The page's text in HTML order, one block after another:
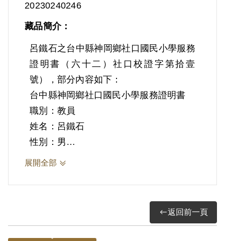
20230240246
藏品簡介：
呂鐵石之台中縣神岡鄉社口國民小學服務
證明書（六十二）社口校證字第拾壹
號），部分內容如下：
台中縣神岡鄉社口國民小學服務證明書
職別：教員
姓名：呂鐵石
性別：男
年齡：47
中華民國陸拾貳年壹月拾玖日
展開全部
返回前一頁